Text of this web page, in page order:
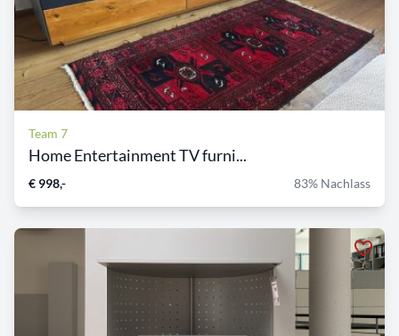
Team 7
Home Entertainment TV furni...
€ 998,- 83% Nachlass